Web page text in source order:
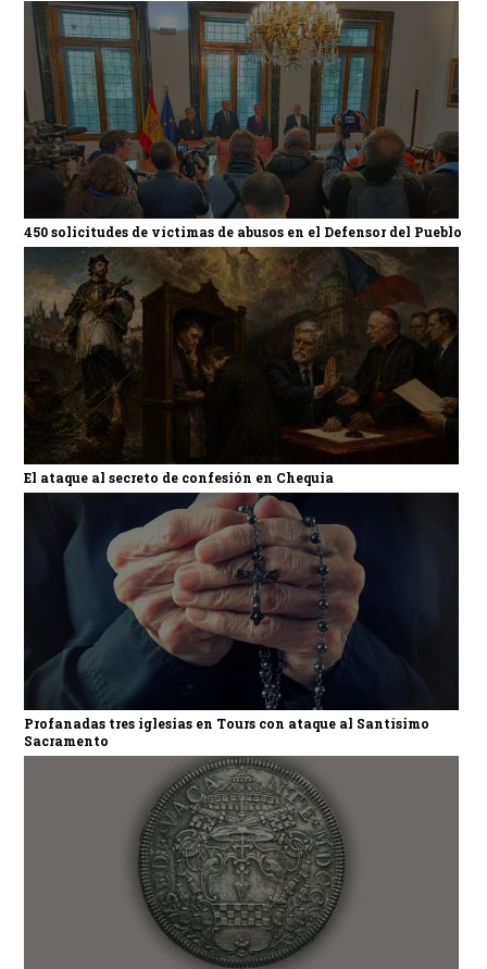
450 solicitudes de víctimas de abusos en el Defensor del Pueblo
El ataque al secreto de confesión en Chequia
Profanadas tres iglesias en Tours con ataque al Santísimo
Sacramento